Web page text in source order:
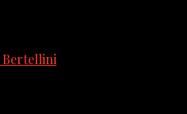
Bertellini